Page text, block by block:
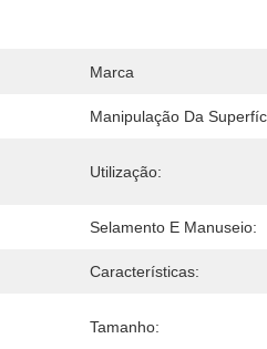
Marca
Manipulação Da
Utilização:
Selamento E Manuseio:
Características:
Tamanho: